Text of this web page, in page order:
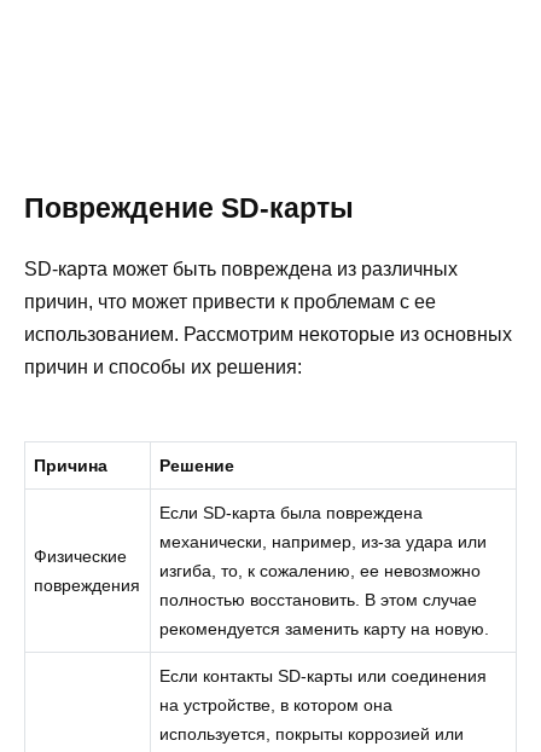
Повреждение SD-карты
SD-карта может быть повреждена из различных
причин, что может привести к проблемам с ее
использованием. Рассмотрим некоторые из основных
причин и способы их решения:
Причина Решение
Физические
повреждения
Если SD-карта была повреждена
механически, например, из-за удара или
изгиба, то, к сожалению, ее невозможно
полностью восстановить. В этом случае
рекомендуется заменить карту на новую.
Если контакты SD-карты или соединения
на устройстве, в котором она
используется, покрыты коррозией или